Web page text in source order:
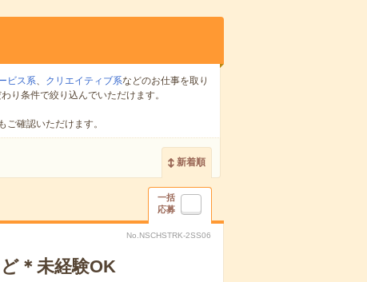
ビス系、 クリエイティブ系などのお仕事を取り
り条件で絞り込んでいただけます。
ご確認いただけます。
新着順
一括
応募
No.NSCHSTRK-2SS06
＊未経験OK